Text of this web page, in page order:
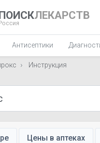
ЛЕКАРСТВ
Антисептики
Инструкция
Цены в аптеках